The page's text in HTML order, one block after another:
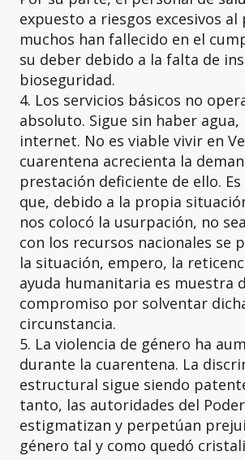
expuesto a riesgos excesivos
muchos han fallecido en el
su deber debido a la falta de
bioseguridad.
4. Los servicios básicos no
absoluto. Sigue sin haber agua,
internet. No es viable vivir en
cuarentena acrecienta la
prestación deficiente de ello.
que, debido a la propia
nos colocó la usurpación, no
con los recursos nacionales se
la situación, empero, la
ayuda humanitaria es muestra
compromiso por solventar
circunstancia.
5. La violencia de género ha
durante la cuarentena. La
estructural sigue siendo
tanto, las autoridades del
estigmatizan y perpetúan
género tal y como quedó